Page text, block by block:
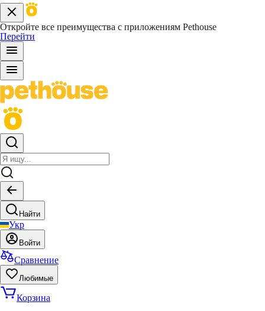
Откройте все преимущества с приложениям Pethouse
Перейти
Найти
Укр
Войти
Сравнение
Любимые
Корзина